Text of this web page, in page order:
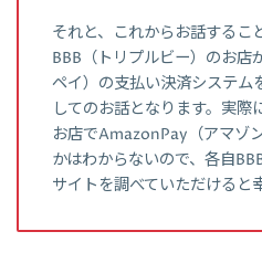
それと、これからお話するこ
BBB（トリプルビー）のお
ペイ）の支払い決済システム
してのお話となります。実際
お店でAmazonPay（アマゾ
かはわからないので、各自
サイトを調べていただけると